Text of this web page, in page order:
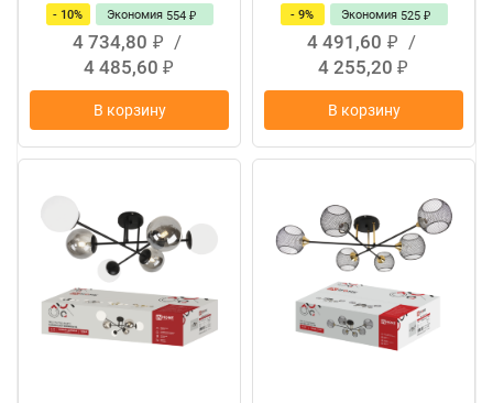
- 10% Экономия 554 ₽
4 734,80 ₽
/
4 485,60 ₽
В корзину
- 9% Экономия 525 ₽
4 491,60 ₽
/
4 255,20 ₽
В корзину